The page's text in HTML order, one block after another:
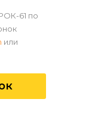
61 по
или